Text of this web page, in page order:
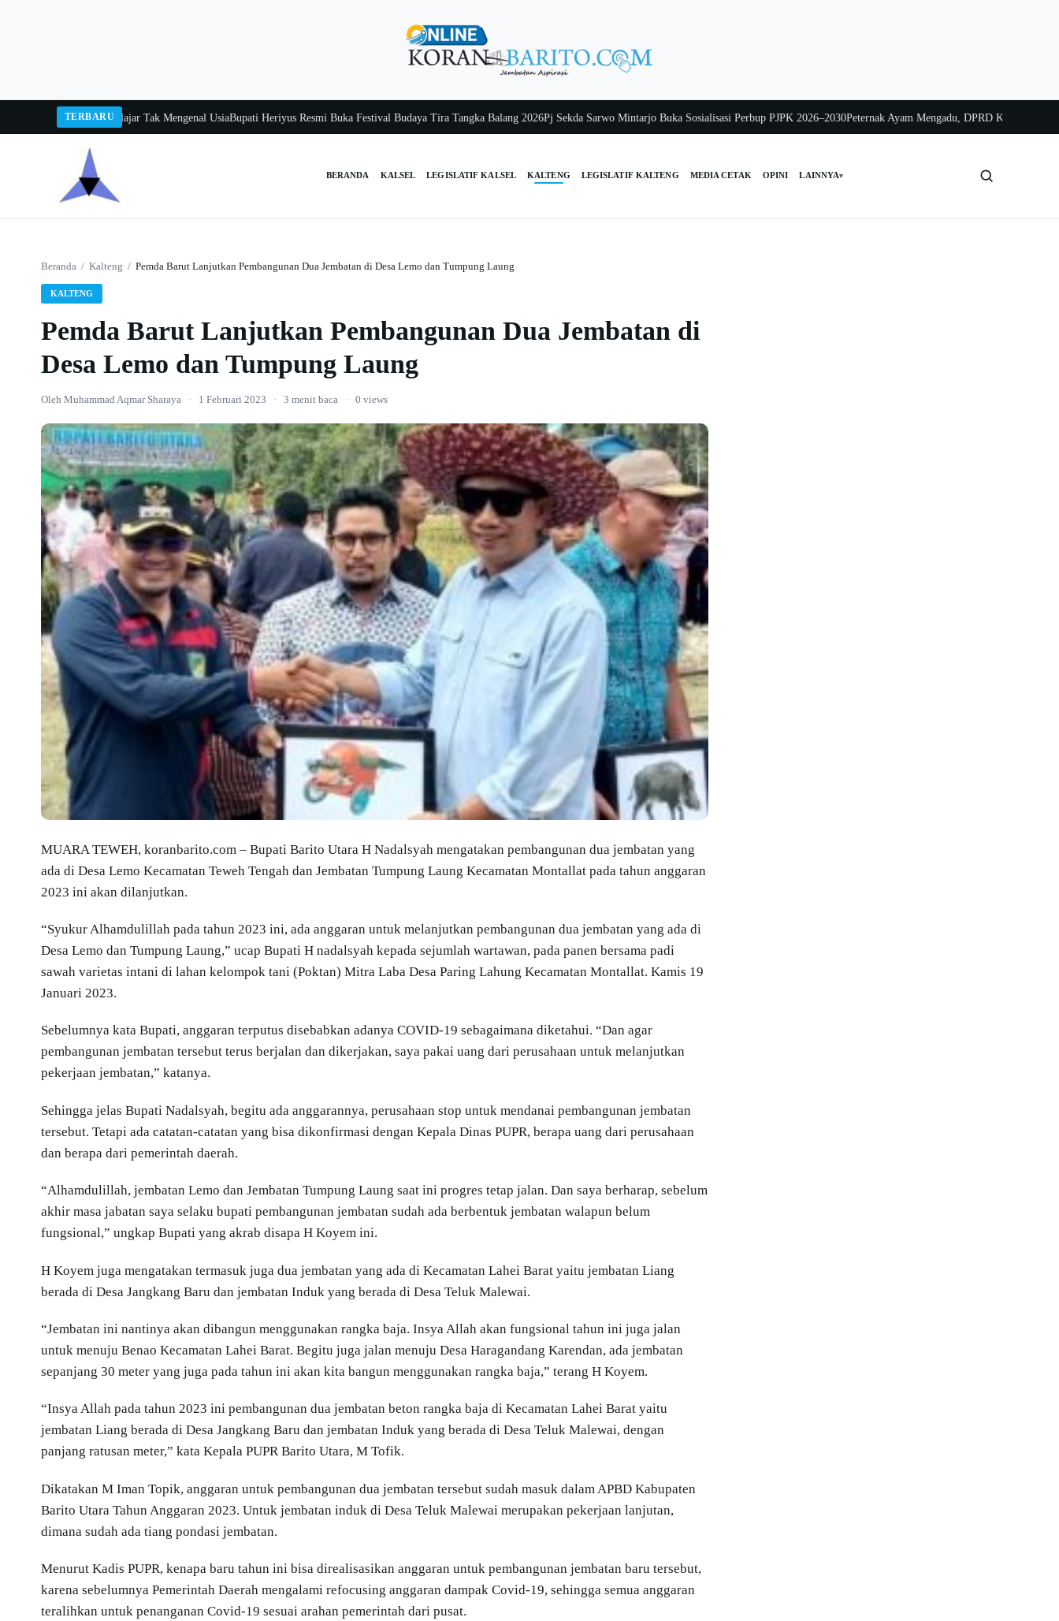
TERBARU
Uluh Itah, Belajar Tak Mengenal UsiaBupati Heriyus Resmi Buka Festival Budaya Tira Tangka Balang 2026Pj Sekda Sarwo Mintarjo Buka Sosialisasi Perbup PJPK 2026–2030Peternak Ayam Mengadu, DPRD Kalsel Bergerak
BERANDA KALSEL LEGISLATIF KALSEL KALTENG LEGISLATIF KALTENG MEDIA CETAK OPINI LAINNYA▾
Beranda / Kalteng / Pemda Barut Lanjutkan Pembangunan Dua Jembatan di Desa Lemo dan Tumpung Laung
KALTENG
Pemda Barut Lanjutkan Pembangunan Dua Jembatan di
Desa Lemo dan Tumpung Laung
Oleh Muhammad Aqmar Sharaya · 1 Februari 2023 · 3 menit baca · 0 views
MUARA TEWEH, koranbarito.com – Bupati Barito Utara H Nadalsyah mengatakan pembangunan dua jembatan yang
ada di Desa Lemo Kecamatan Teweh Tengah dan Jembatan Tumpung Laung Kecamatan Montallat pada tahun anggaran
2023 ini akan dilanjutkan.
“Syukur Alhamdulillah pada tahun 2023 ini, ada anggaran untuk melanjutkan pembangunan dua jembatan yang ada di
Desa Lemo dan Tumpung Laung,” ucap Bupati H nadalsyah kepada sejumlah wartawan, pada panen bersama padi
sawah varietas intani di lahan kelompok tani (Poktan) Mitra Laba Desa Paring Lahung Kecamatan Montallat. Kamis 19
Januari 2023.
Sebelumnya kata Bupati, anggaran terputus disebabkan adanya COVID-19 sebagaimana diketahui. “Dan agar
pembangunan jembatan tersebut terus berjalan dan dikerjakan, saya pakai uang dari perusahaan untuk melanjutkan
pekerjaan jembatan,” katanya.
Sehingga jelas Bupati Nadalsyah, begitu ada anggarannya, perusahaan stop untuk mendanai pembangunan jembatan
tersebut. Tetapi ada catatan-catatan yang bisa dikonfirmasi dengan Kepala Dinas PUPR, berapa uang dari perusahaan
dan berapa dari pemerintah daerah.
“Alhamdulillah, jembatan Lemo dan Jembatan Tumpung Laung saat ini progres tetap jalan. Dan saya berharap, sebelum
akhir masa jabatan saya selaku bupati pembangunan jembatan sudah ada berbentuk jembatan walapun belum
fungsional,” ungkap Bupati yang akrab disapa H Koyem ini.
H Koyem juga mengatakan termasuk juga dua jembatan yang ada di Kecamatan Lahei Barat yaitu jembatan Liang
berada di Desa Jangkang Baru dan jembatan Induk yang berada di Desa Teluk Malewai.
“Jembatan ini nantinya akan dibangun menggunakan rangka baja. Insya Allah akan fungsional tahun ini juga jalan
untuk menuju Benao Kecamatan Lahei Barat. Begitu juga jalan menuju Desa Haragandang Karendan, ada jembatan
sepanjang 30 meter yang juga pada tahun ini akan kita bangun menggunakan rangka baja,” terang H Koyem.
“Insya Allah pada tahun 2023 ini pembangunan dua jembatan beton rangka baja di Kecamatan Lahei Barat yaitu
jembatan Liang berada di Desa Jangkang Baru dan jembatan Induk yang berada di Desa Teluk Malewai, dengan
panjang ratusan meter,” kata Kepala PUPR Barito Utara, M Tofik.
Dikatakan M Iman Topik, anggaran untuk pembangunan dua jembatan tersebut sudah masuk dalam APBD Kabupaten
Barito Utara Tahun Anggaran 2023. Untuk jembatan induk di Desa Teluk Malewai merupakan pekerjaan lanjutan,
dimana sudah ada tiang pondasi jembatan.
Menurut Kadis PUPR, kenapa baru tahun ini bisa direalisasikan anggaran untuk pembangunan jembatan baru tersebut,
karena sebelumnya Pemerintah Daerah mengalami refocusing anggaran dampak Covid-19, sehingga semua anggaran
teralihkan untuk penanganan Covid-19 sesuai arahan pemerintah dari pusat.